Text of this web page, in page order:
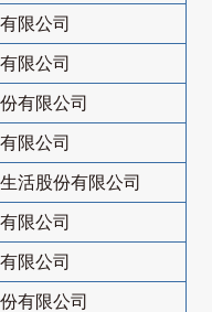
限公司
限公司
有限公司
限公司
活股份有限公司
限公司
限公司
有限公司